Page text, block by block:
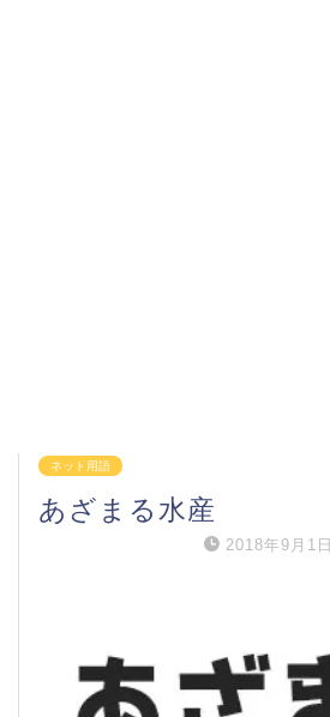
ネット用語
あざまる水産
2018年9月1日